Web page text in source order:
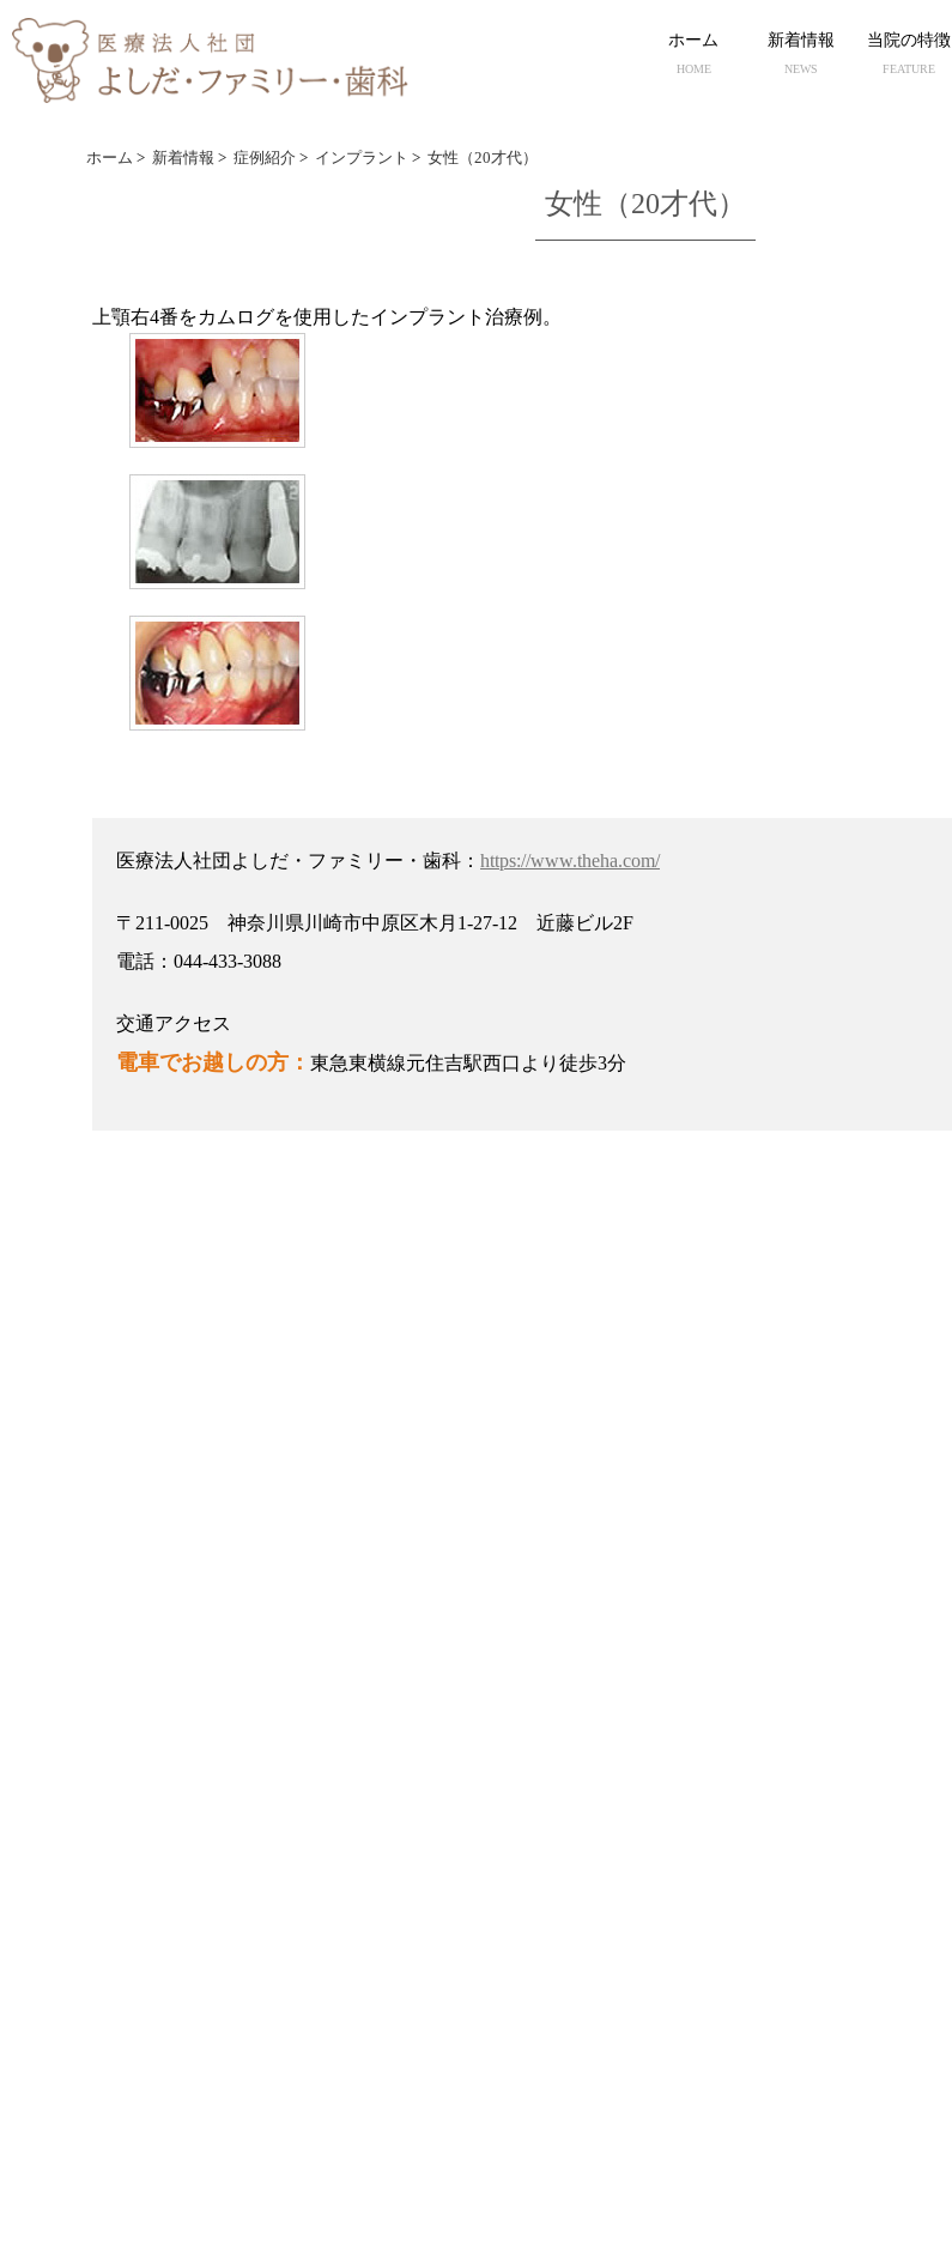
ホーム
HOME
新着情報
NEWS
当院の特徴
FEATURE
ホーム > 新着情報 > 症例紹介 > インプラント > 女性（20才代）
女性（20才代）
上顎右4番をカムログを使用したインプラント治療例。
医療法人社団よしだ・ファミリー・歯科： https://www.theha.com/
〒211-0025 神奈川県川崎市中原区木月1-27-12 近藤ビル2F
電話：044-433-3088
交通アクセス
電車でお越しの方： 東急東横線元住吉駅西口より徒歩3分